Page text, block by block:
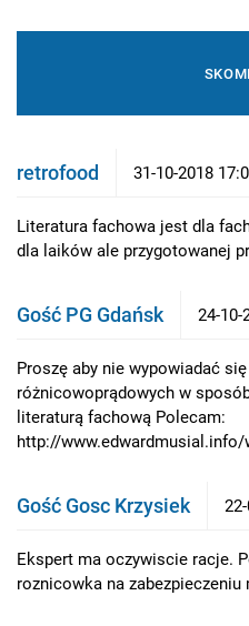
retrofood 31-10-2018
Literatura fachowa jest dla
dla laików ale przygotowanej
Gość PG Gdańsk 24-10-
Proszę aby nie wypowiadać
różnicowoprądowych w
literaturą fachową Polecam:
http://www.edwardmusial.info/
Gość Gosc Krzysiek
Ekspert ma oczywiscie racje.
roznicowka na